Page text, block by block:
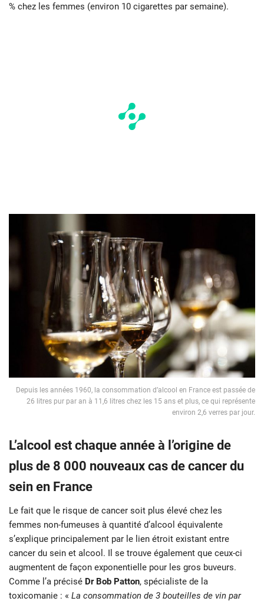
% chez les femmes (environ 10 cigarettes par semaine).
Depuis les années 1960, la consommation d’alcool en France est passée de
26 litres pur par an à 11,6 litres chez les 15 ans et plus, ce qui représente
environ 2,6 verres par jour.
L’alcool est chaque année à l’origine de
plus de 8 000 nouveaux cas de cancer du
sein en France
Le fait que le risque de cancer soit plus élevé chez les
femmes non-fumeuses à quantité d’alcool équivalente
s’explique principalement par le lien étroit existant entre
cancer du sein et alcool. Il se trouve également que ceux-ci
augmentent de façon exponentielle pour les gros buveurs.
Comme l’a précisé Dr Bob Patton, spécialiste de la
toxicomanie : « La consommation de 3 bouteilles de vin par